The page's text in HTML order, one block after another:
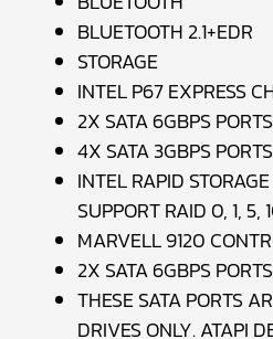
BLUETOOTH 2.1+EDR
STORAGE
INTEL P67 EXPRESS
2X SATA 6GBPS
4X SATA 3GBPS
INTEL RAPID
SUPPORT RAID 0, 1, 5,
MARVELL 9120
2X SATA 6GBPS
THESE SATA PORTS
DRIVES ONLY. ATAPI